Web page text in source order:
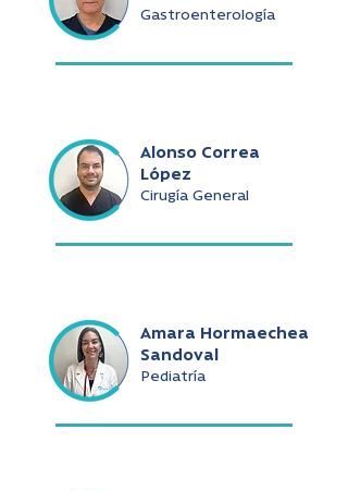
Gastroenterología
Alonso Correa
López
Cirugía General
Amara Hormaechea
Sandoval
Pediatría